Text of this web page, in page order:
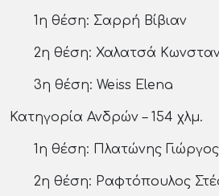
1η θέση: Σαρρή Βίβιαν
2η θέση: Χαλατσά
3η θέση: Weiss Εlena
Κατηγορία Ανδρών – 154 χλμ.
1η θέση: Πλατώνης Γιώργος
2η θέση: Ραφτόπουλος